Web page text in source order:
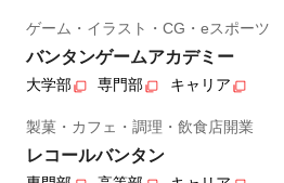
ゲーム・イラスト・CG・eスポーツ
バンタンゲームアカデミー
大学部 専門部 キャリア
製菓・カフェ・調理・飲食店開業
レコールバンタン